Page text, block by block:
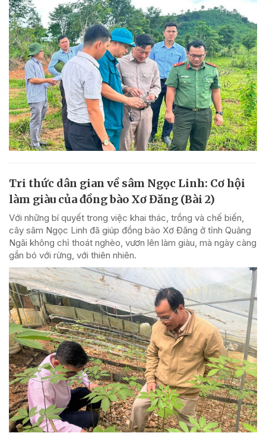
Tri thức dân gian về sâm Ngọc Linh: Cơ hội
làm giàu của đồng bào Xơ Đăng (Bài 2)
Với những bí quyết trong việc khai thác, trồng và chế biến,
cây sâm Ngọc Linh đã giúp đồng bào Xơ Đăng ở tỉnh Quảng
Ngãi không chỉ thoát nghèo, vươn lên làm giàu, mà ngày càng
gắn bó với rừng, với thiên nhiên.